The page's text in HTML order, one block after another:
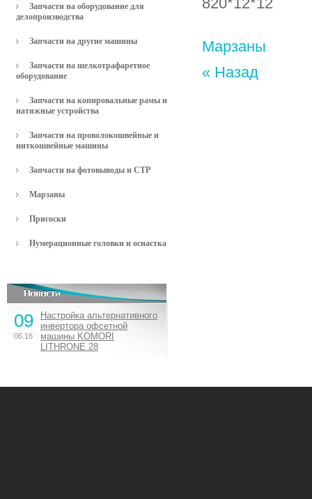
Запчасти на оборудование для
делопроизводства
Запчасти на другие машины
Запчасти на шелкотрафаретное
оборудование
Запчасти на копировальные рамы и
натяжные устройства
Запчасти на проволокошвейные и
ниткошвейные машины
Запчасти на фотовыводы и СТР
Марзаны
Присоски
Нумерационные головки и оснастка
09
06.16
Настройка альтернативного
инвертора офсетной
машины KOMORI
LITHRONE 28
820*12*12
Марзаны
« Назад